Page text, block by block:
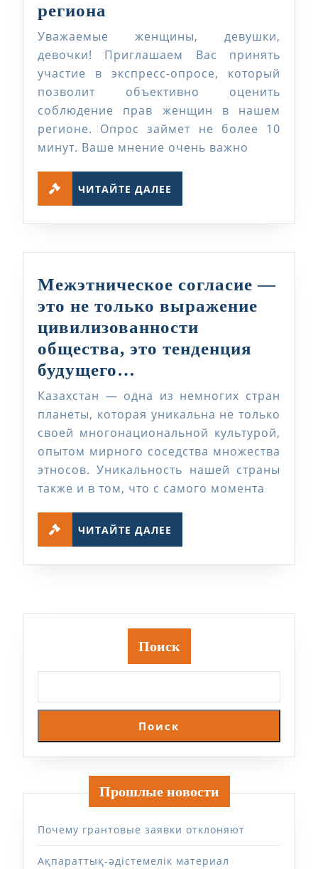
региона
опрос
для
женщин
восточного
региона
Уважаемые женщины, девушки,
девочки! Приглашаем Вас принять
участие в экспресс-опросе, который
позволит объективно оценить
соблюдение прав женщин в нашем
регионе. Опрос займет не более 10
минут. Ваше мнение очень важно
ЧИТАЙТЕ ДАЛЕЕ
Межэтническое согласие —
это не только выражение
цивилизованности
общества, это тенденция
будущего…
согласие
—
это
не
только
выражение
цивилизованности
общества,
это
Казахстан — одна из немногих стран
планеты, которая уникальна не только
своей многонациональной культурой,
опытом мирного соседства множества
этносов. Уникальность нашей страны
также и в том, что с самого момента
ЧИТАЙТЕ ДАЛЕЕ
Поиск
Поиск
Прошлые новости
Почему грантовые заявки отклоняют
Ақпараттық-әдістемелік материал